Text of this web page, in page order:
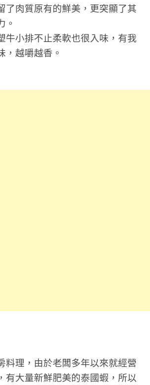
了肉質原有的鮮美，更突顯了其
。
牛小排不止柔軟也很入味，有我
，越嚼越香。
料理，由於老闆多年以來就經營
有大量新鮮肥美的泰國蝦，所以